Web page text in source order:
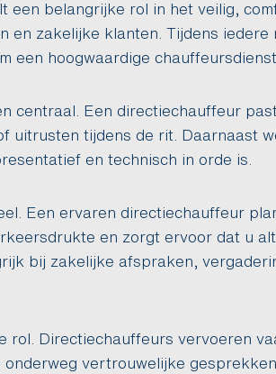
een belangrijke rol in het veilig,
en zakelijke klanten. Tijdens iedere
een hoogwaardige
centraal. Een directiechauffeur
uitrusten tijdens de rit. Daarnaast
en technisch in orde is.
Een ervaren directiechauffeur
en zorgt ervoor dat u
bij zakelijke afspraken,
Directiechauffeurs vervoeren
vertrouwelijke gesprekken